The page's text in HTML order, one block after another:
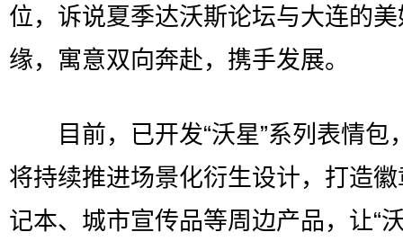
位，诉说夏季达沃斯论坛与大连的
缘，寓意双向奔赴，携手发展。
目前，已开发“沃星”系列表情包
将持续推进场景化衍生设计，打造
记本、城市宣传品等周边产品，让“